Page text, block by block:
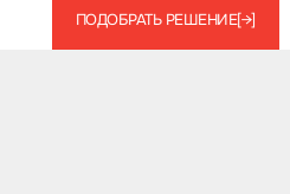
ПОДОБРАТЬ РЕШЕНИЕ[→]